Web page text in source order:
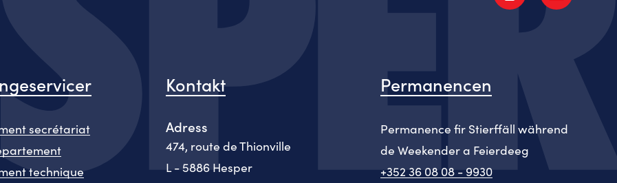
secrétariat
technique
Kontakt
Adress
474, route de Thionville
L - 5886 Hesper
Permanencen
Permanence fir Stierffäll während
de Weekender a Feierdeeg
+352 36 08 08 - 9930